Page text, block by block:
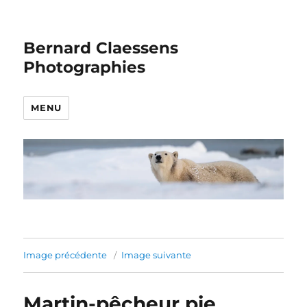
Bernard Claessens
Photographies
MENU
Image précédente Image suivante